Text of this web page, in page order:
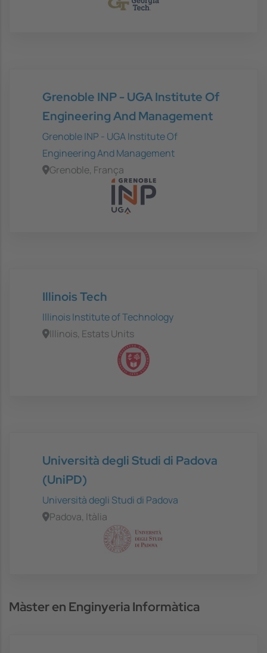
Grenoble INP - UGA Institute Of
Engineering And Management
Grenoble INP - UGA Institute Of
Engineering And Management
Grenoble, França
Illinois Tech
Illinois Institute of Technology
Illinois, Estats Units
Università degli Studi di Padova
(UniPD)
Università degli Studi di Padova
Padova, Itàlia
Màster en Enginyeria Informàtica